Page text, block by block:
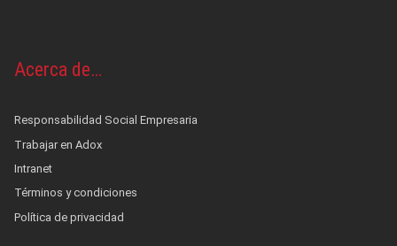
Acerca de…
Responsabilidad Social Empresaria
Trabajar en Adox
Intranet
Términos y condiciones
Política de privacidad